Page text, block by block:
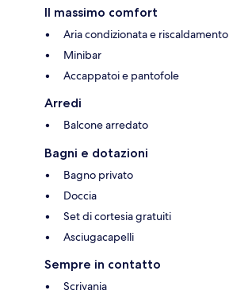
Il massimo comfort
Aria condizionata e riscaldamento
Minibar
Accappatoi e pantofole
Arredi
Balcone arredato
Bagni e dotazioni
Bagno privato
Doccia
Set di cortesia gratuiti
Asciugacapelli
Sempre in contatto
Scrivania